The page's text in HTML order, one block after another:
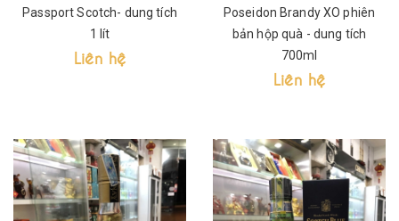
Passport Scotch- dung tích
1 lít
Liên hệ
Poseidon Brandy XO phiên
bản hộp quà - dung tích
700ml
Liên hệ